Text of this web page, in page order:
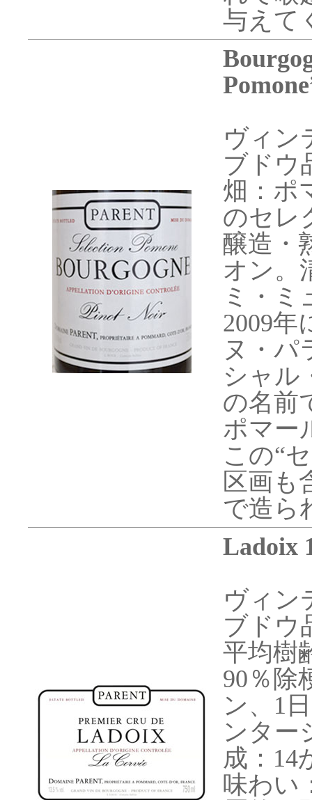
与えて
ヴィン
ブドウ
畑：ポ
のセレ
醸造・
オン。
ミ・ミ
2009年
ヌ・パ
シャル
の名前
ポマー
この“
区画も
で造ら
Ladoix
ヴィン
ブドウ
平均
90％除
ン、1
ンター
成：
味わい